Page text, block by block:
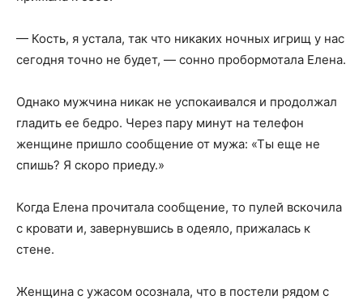
— Кость, я устала, так что никаких ночных игрищ у нас
сегодня точно не будет, — сонно пробормотала Елена.
Однако мужчина никак не успокаивался и продолжал
гладить ее бедро. Через пару минут на телефон
женщине пришло сообщение от мужа: «Ты еще не
спишь? Я скоро приеду.»
Когда Елена прочитала сообщение, то пулей вскочила
с кровати и, завернувшись в одеяло, прижалась к
стене.
Женщина с ужасом осознала, что в постели рядом с